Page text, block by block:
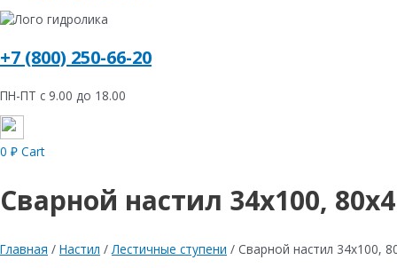
+7 (800) 250-66-20
ПН-ПТ с 9.00 до 18.00
0 ₽ Cart
Сварной настил 34х100, 80х4
Главная / Настил /Лестичные ступени / Сварной настил 34х100,